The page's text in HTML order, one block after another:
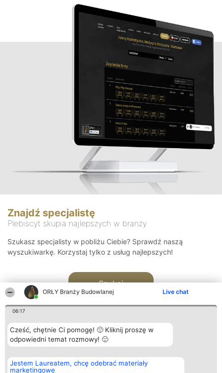
ORŁY Branży Budowlanej Live chat
06:17
Cześć, chętnie Ci pomogę! 🙂 Kliknij proszę w
odpowiedni temat rozmowy! 🙂
Jestem Laureatem, chcę odebrać materiały
marketingowe
Znajdź specjalistę
Plebiscyt skupia najlepszych w branży
Szukasz specjalisty w pobliżu Ciebie? Sprawdź naszą
wyszukiwarkę. Korzystaj tylko z usług najlepszych!
Szukaj
Organizator plebiscytu
Bright Side Solutions sp. z o.
o. sp. k.
Plebiscyt
Laureaci
Kontakt
Kontakt